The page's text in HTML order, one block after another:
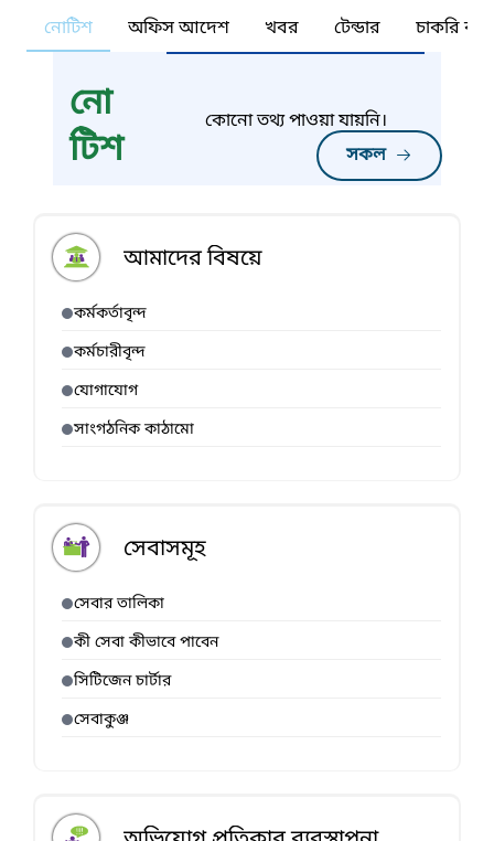
নোটিশ অফিস আদেশ খবর টেন্ডার চাকরি
নো
টিশ
সকল
কোনো তথ্য পাওয়া যায়নি।
আমাদের বিষয়ে
কর্মকর্তাবৃন্দ
কর্মচারীবৃন্দ
যোগাযোগ
সাংগঠনিক কাঠামো
সেবাসমূহ
সেবার তালিকা
কী সেবা কীভাবে পাবেন
সিটিজেন চার্টার
সেবাকুঞ্জ